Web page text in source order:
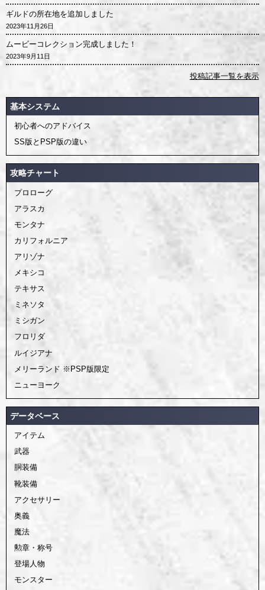
ギルドの所在地を追加しました
2023年11月26日
ムービーコレクション完成しました！
2023年9月11日
投稿記事一覧を表示
基本システム
初心者へのアドバイス
SS版とPSP版の違い
攻略チャート
プロローグ
アラスカ
モンタナ
カリフォルニア
アリゾナ
メキシコ
テキサス
ミネソタ
ミシガン
フロリダ
ルイジアナ
メリーランド ※PSP版限定
ニューヨーク
データベース
アイテム
武器
胴装備
靴装備
アクセサリー
奥義
魔法
勲章・称号
登場人物
モンスター